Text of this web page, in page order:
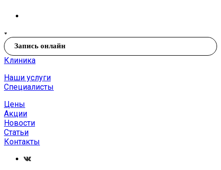
Запись онлайн
Клиника
Наши услуги
Специалисты
Цены
Акции
Новости
Статьи
Контакты